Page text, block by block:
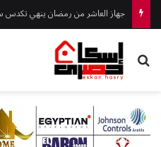
جهاز الشيخ زايد يواصل تطوير الطرق
بحث عن